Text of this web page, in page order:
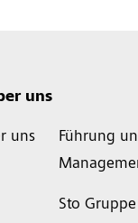
uns
uns
Führung
Sto Gruppe